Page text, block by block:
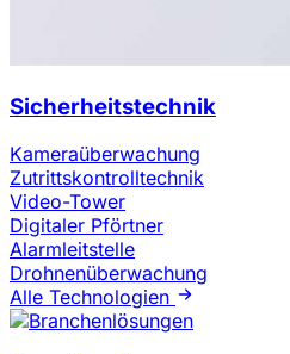
Sicherheitstechnik
Kameraüberwachung
Zutrittskontrolltechnik
Video-Tower
Digitaler Pförtner
Alarmleitstelle
Drohnenüberwachung
Alle Technologien